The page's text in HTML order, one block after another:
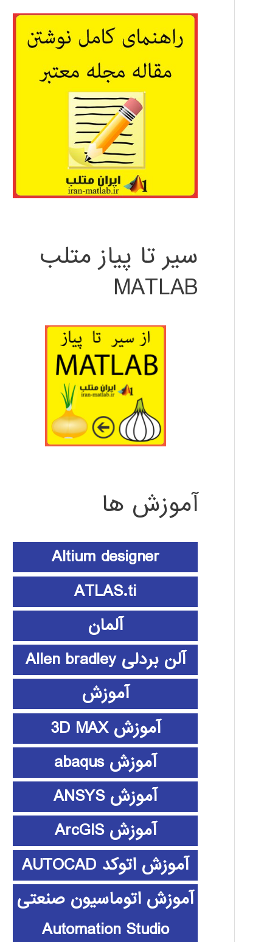
سیر تا پیاز متلب
MATLAB
آموزش ها
Altium designer
ATLAS.ti
آلمان
آلن بردلی Allen bradley
آموزش
آموزش 3D MAX
آموزش abaqus
آموزش ANSYS
آموزش ArcGIS
آموزش اتوکد AUTOCAD
آموزش اتوماسیون صنعتی
Automation Studio